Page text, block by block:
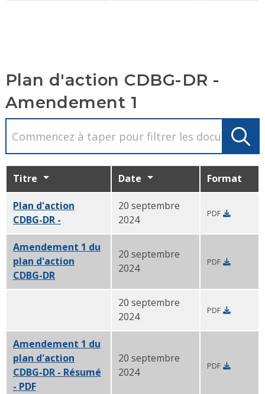
Plan d'action CDBG-DR -
Amendement 1
Titre Date Format
Plan d'action
CDBG-DR - Amendement 1 PDF
20 septembre
2024
PDF
Amendement 1 du
plan d'action
CDBG-DR- Résumé PDF
20 septembre
2024
PDF
Amendement 1 du plan d'action CDBG-DR- Résumé-
20 septembre
2024
PDF
Amendement 1 du
plan d'action
CDBG-DR - Résumé
- PDFen portugais
20 septembre
2024
PDF